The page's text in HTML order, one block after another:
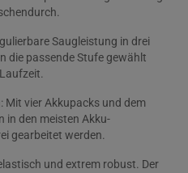
Saugleistung in drei
die passende Stufe gewählt
Mit vier Akkupacks und dem
in den meisten Akku-
gearbeitet werden.
und extrem robust. Der